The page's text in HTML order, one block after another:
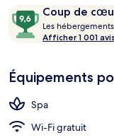
de
56 €.
Avis
voyageurs
Coup de
9,6
sur
10,
cœur
Les
Afficher 1 001 avis
Équipements
Spa
Wi-Fi gratuit